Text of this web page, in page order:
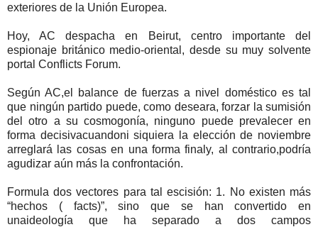
exteriores de la Unión Europea.
Hoy, AC despacha en Beirut, centro importante del
espionaje británico medio-oriental, desde su muy solvente
portal Conflicts Forum.
Según AC,el balance de fuerzas a nivel doméstico es tal
que ningún partido puede, como deseara, forzar la sumisión
del otro a su cosmogonía, ninguno puede prevalecer en
forma decisivacuandoni siquiera la elección de noviembre
arreglará las cosas en una forma finaly, al contrario,podría
agudizar aún más la confrontación.
Formula dos vectores para tal escisión: 1. No existen más
“hechos ( facts)”, sino que se han convertido en
unaideología que ha separado a dos campos